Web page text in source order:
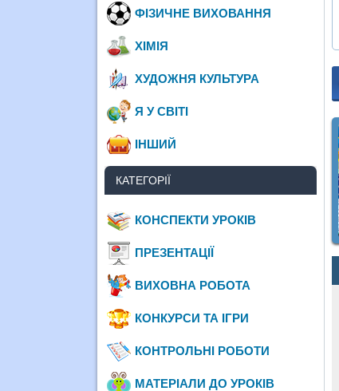
ФІЗИЧНЕ ВИХОВАННЯ
ХІМІЯ
ХУДОЖНЯ КУЛЬТУРА
Я У СВІТІ
ІНШИЙ
КАТЕГОРІЇ
КОНСПЕКТИ УРОКІВ
ПРЕЗЕНТАЦІЇ
ВИХОВНА РОБОТА
КОНКУРСИ ТА ІГРИ
КОНТРОЛЬНІ РОБОТИ
МАТЕРІАЛИ ДО УРОКІВ